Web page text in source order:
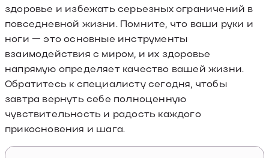
здоровье и избежать серьезных ограничений в
повседневной жизни. Помните, что ваши руки и
ноги — это основные инструменты
взаимодействия с миром, и их здоровье
напрямую определяет качество вашей жизни.
Обратитесь к специалисту сегодня, чтобы
завтра вернуть себе полноценную
чувствительность и радость каждого
прикосновения и шага.